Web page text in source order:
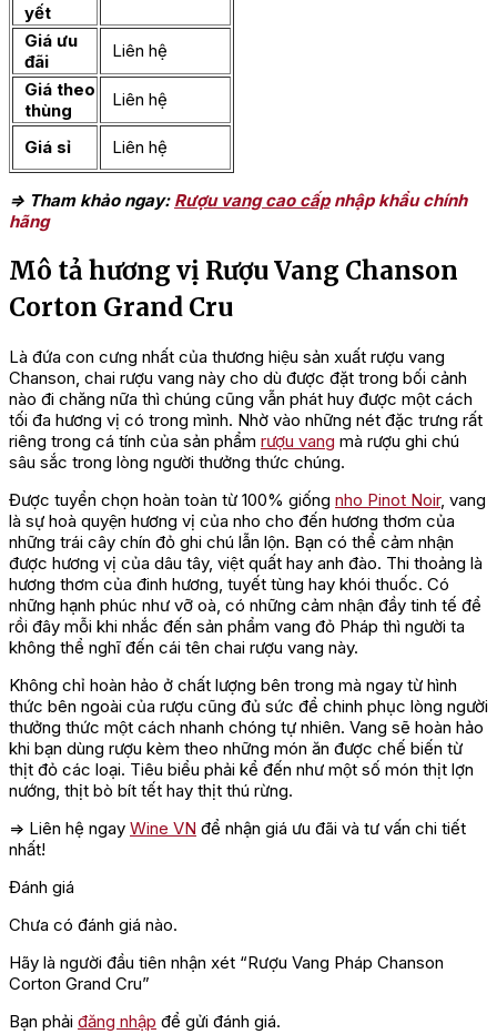
yết
Giá ưu
đãi
Liên hệ
Giá theo
thùng
Liên hệ
Giá sỉ Liên hệ
=> Tham khảo ngay: Rượu vang cao cấp nhập khẩu chính
hãng
Mô tả hương vị Rượu Vang Chanson
Corton Grand Cru
Là đứa con cưng nhất của thương hiệu sản xuất rượu vang
Chanson, chai rượu vang này cho dù được đặt trong bối cảnh
nào đi chăng nữa thì chúng cũng vẫn phát huy được một cách
tối đa hương vị có trong mình. Nhờ vào những nét đặc trưng rất
riêng trong cá tính của sản phẩm rượu vang mà rượu ghi chú
sâu sắc trong lòng người thưởng thức chúng.
Được tuyển chọn hoàn toàn từ 100% giống nho Pinot Noir, vang
là sự hoà quyện hương vị của nho cho đến hương thơm của
những trái cây chín đỏ ghi chú lẫn lộn. Bạn có thể cảm nhận
được hương vị của dâu tây, việt quất hay anh đào. Thi thoảng là
hương thơm của đinh hương, tuyết tùng hay khói thuốc. Có
những hạnh phúc như vỡ oà, có những cảm nhận đầy tinh tế để
rồi đây mỗi khi nhắc đến sản phẩm vang đỏ Pháp thì người ta
không thể nghĩ đến cái tên chai rượu vang này.
Không chỉ hoàn hảo ở chất lượng bên trong mà ngay từ hình
thức bên ngoài của rượu cũng đủ sức để chinh phục lòng người
thưởng thức một cách nhanh chóng tự nhiên. Vang sẽ hoàn hảo
khi bạn dùng rượu kèm theo những món ăn được chế biến từ
thịt đỏ các loại. Tiêu biểu phải kể đến như một số món thịt lợn
nướng, thịt bò bít tết hay thịt thú rừng.
=> Liên hệ ngay Wine VN để nhận giá ưu đãi và tư vấn chi tiết
nhất!
Đánh giá
Chưa có đánh giá nào.
Hãy là người đầu tiên nhận xét “Rượu Vang Pháp Chanson
Corton Grand Cru”
Bạn phải đăng nhập để gửi đánh giá.